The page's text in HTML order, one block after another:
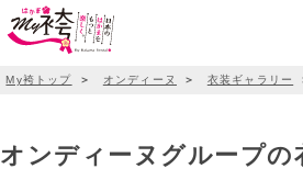
My袴トップ ＞ オンディーヌ ＞ 衣装ギャラリー
オンディーヌグループの